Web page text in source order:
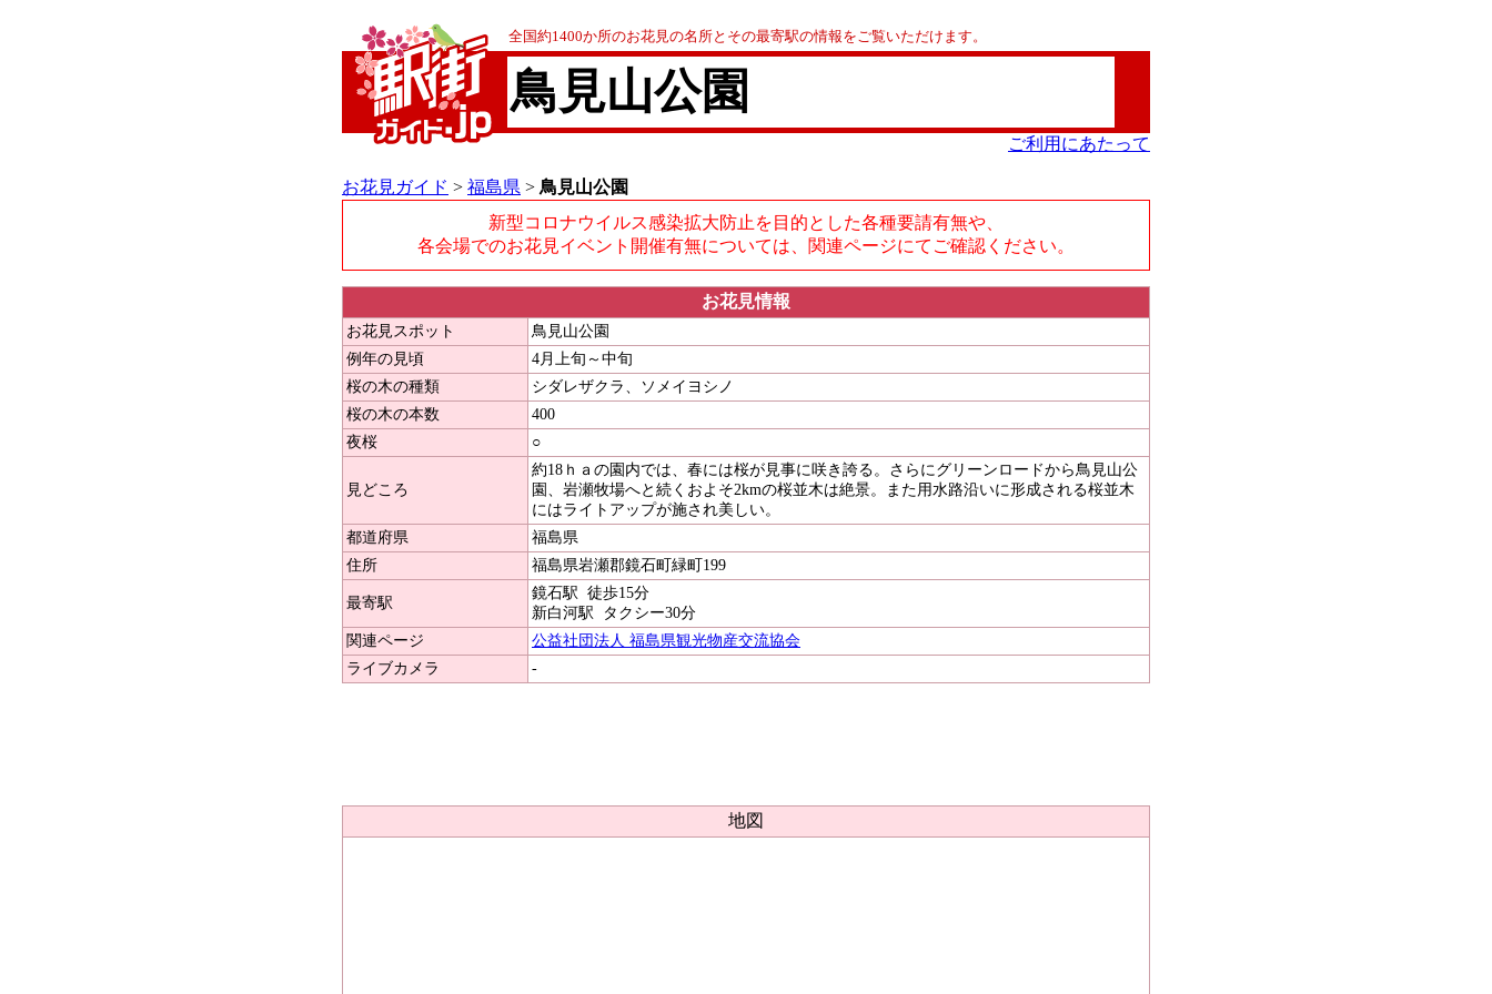
全国約1400か所のお花見の名所とその最寄駅の情報をご覧いただけます。
鳥見山公園
ご利用にあたって
お花見ガイド > 福島県 > 鳥見山公園
新型コロナウイルス感染拡大防止を目的とした各種要請有無や、
各会場でのお花見イベント開催有無については、関連ページにてご確認ください。
お花見情報
お花見スポット
鳥見山公園
例年の見頃
4月上旬～中旬
桜の木の種類
シダレザクラ、ソメイヨシノ
桜の木の本数
400
夜桜
○
見どころ
約18ｈａの園内では、春には桜が見事に咲き誇る。さらにグリーンロードから鳥見山公
園、岩瀬牧場へと続くおよそ2kmの桜並木は絶景。また用水路沿いに形成される桜並木
にはライトアップが施され美しい。
都道府県
福島県
住所
福島県岩瀬郡鏡石町緑町199
最寄駅
鏡石駅 徒歩15分
新白河駅 タクシー30分
関連ページ
公益社団法人 福島県観光物産交流協会
ライブカメラ
-
地図